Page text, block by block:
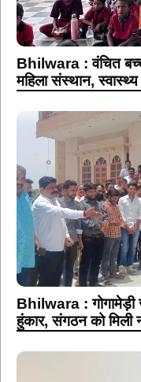
Bhilwara : वंचित
महिला संस्थान,
Bhilwara : गोगामेड़ी
हुंकार, संगठन को मिली